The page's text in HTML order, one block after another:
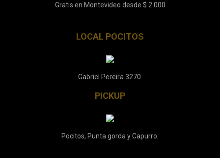
Gratis en Montevideo desde $ 2.000
LOCAL POCITOS
Gabriel Pereira 3270.
PICKUP
Pocitos, Punta gorda y Capurro.